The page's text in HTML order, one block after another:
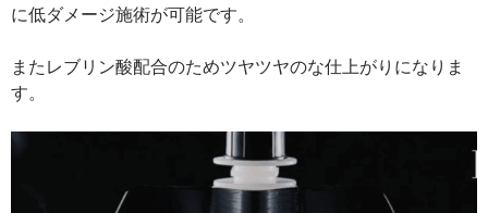
に低ダメージ施術が可能です。
またレブリン酸配合のためツヤツヤのな仕上がりになりま
す。